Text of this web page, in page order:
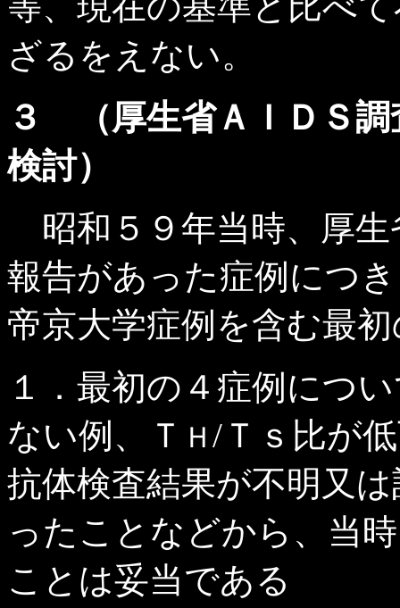
ざるをえない。
３ （厚生省ＡＩＤＳ調
検討）
昭和５９年当時、厚生
報告があった症例につ
帝京大学症例を含む最
１．最初の４症例につ
ない例、Ｔ Ｈ /Ｔｓ比が
抗体検査結果が不明又
ったことなどから、当
ことは妥当である